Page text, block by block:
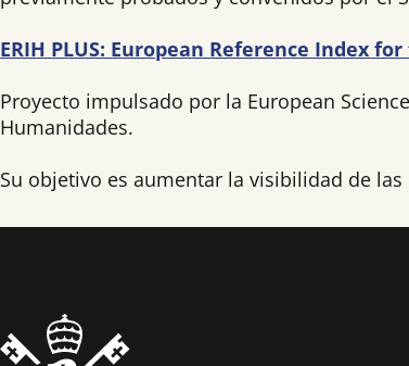
ERIH PLUS: European Reference Index
Proyecto impulsado por la European
Humanidades.
Su objetivo es aumentar la visibilidad de